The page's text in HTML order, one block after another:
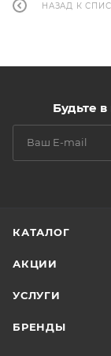
НАЗАД К
Будьте
КАТАЛОГ
АКЦИИ
УСЛУГИ
БРЕНДЫ